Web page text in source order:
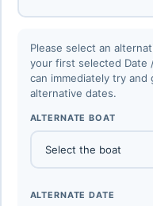
Please select an
your first selected Date
can immediately try and
alternative dates.
ALTERNATE BOAT
ALTERNATE DATE